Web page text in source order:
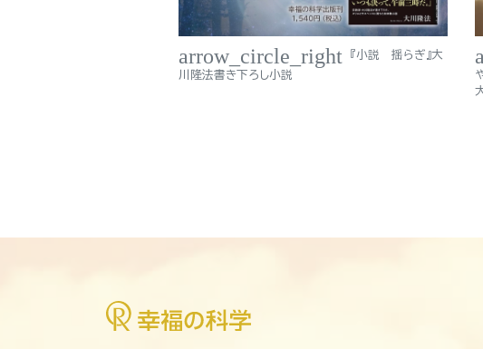
arrow_circle_right
『小説 揺らぎ』大
川隆法書き下ろし小説